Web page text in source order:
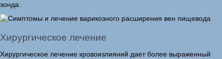
зонда.
Хирургическое лечение
Хирургическое лечение кровоизлияний дает более выраженный